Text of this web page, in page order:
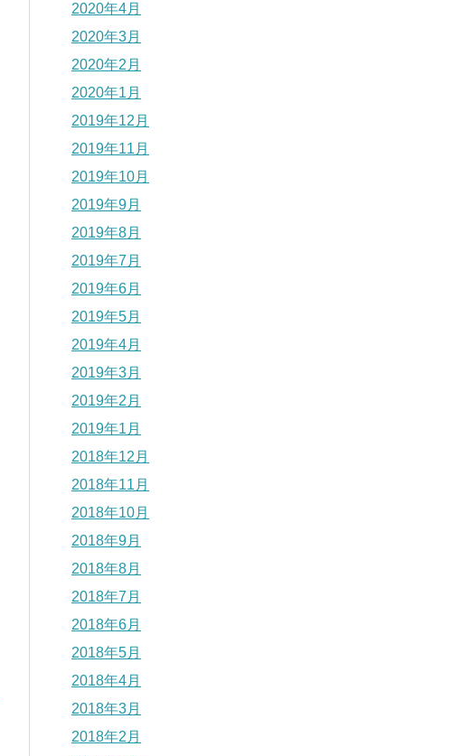
2020年4月
2020年3月
2020年2月
2020年1月
2019年12月
2019年11月
2019年10月
2019年9月
2019年8月
2019年7月
2019年6月
2019年5月
2019年4月
2019年3月
2019年2月
2019年1月
2018年12月
2018年11月
2018年10月
2018年9月
2018年8月
2018年7月
2018年6月
2018年5月
2018年4月
2018年3月
2018年2月